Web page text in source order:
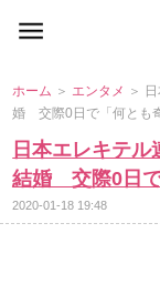
ホーム ＞ エンタメ ＞
婚 交際0日で「何とも
日本エレキテ
結婚 交際0日で
2020-01-18 19:48